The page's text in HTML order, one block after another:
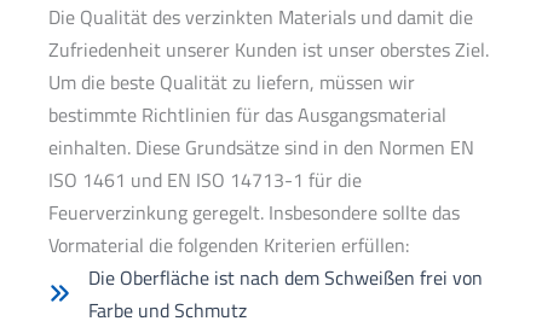
Die Qualität des verzinkten Materials und damit die
Zufriedenheit unserer Kunden ist unser oberstes Ziel.
Um die beste Qualität zu liefern, müssen wir
bestimmte Richtlinien für das Ausgangsmaterial
einhalten. Diese Grundsätze sind in den Normen EN
ISO 1461 und EN ISO 14713-1 für die
Feuerverzinkung geregelt. Insbesondere sollte das
Vormaterial die folgenden Kriterien erfüllen:
Die Oberfläche ist nach dem Schweißen frei von
Farbe und Schmutz